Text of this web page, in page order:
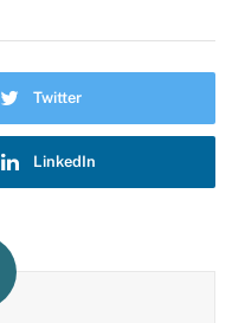
Twitter
LinkedIn